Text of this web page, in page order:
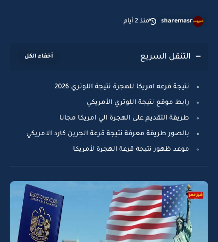
sharemasr منذ 2 أيام
التنقل السريع
نتيجة قرعه امريكا للهجرة نتيجة اللوتري 2026
رابط موقع نتيجة اللوتري الأمريكي
طريقة التقديم على الهجرة الي امريكا مجانا
بالصور طريقة معرفة نتيجة قرعة الجرين كارد الامريكي
موعد ظهور نتيجة قرعة الهجرة لأمريكا